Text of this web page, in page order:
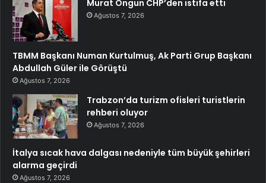
Murat Ongun CHP’den istifa etti
Ağustos 7, 2026
TBMM Başkanı Numan Kurtulmuş, Ak Parti Grup Başkanı
Abdullah Güler ile Görüştü
Ağustos 7, 2026
Trabzon’da turizm ofisleri turistlerin
rehberi oluyor
Ağustos 7, 2026
İtalya sıcak hava dalgası nedeniyle tüm büyük şehirleri
alarma geçirdi
Ağustos 7, 2026